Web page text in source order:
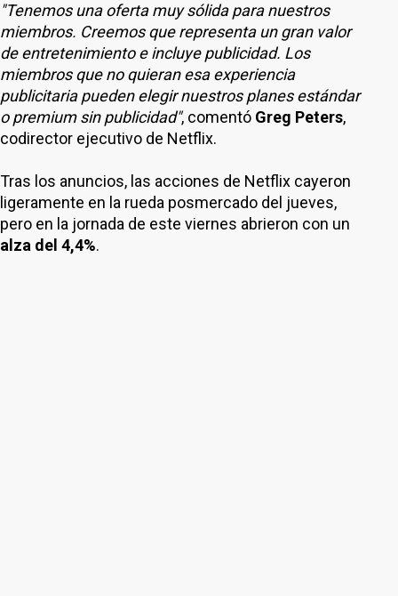
"Tenemos una oferta muy sólida para nuestros
miembros. Creemos que representa un gran valor
de entretenimiento e incluye publicidad. Los
miembros que no quieran esa experiencia
publicitaria pueden elegir nuestros planes estándar
o premium sin publicidad", comentó Greg Peters,
codirector ejecutivo de Netflix.
Tras los anuncios, las acciones de Netflix cayeron
ligeramente en la rueda posmercado del jueves,
pero en la jornada de este viernes abrieron con un
alza del 4,4%.